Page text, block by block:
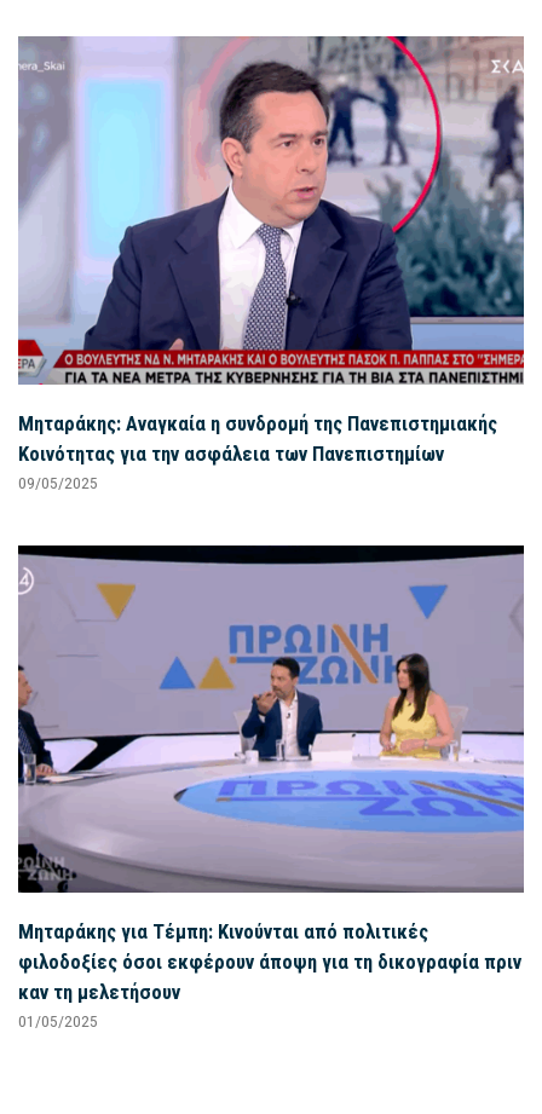
Μηταράκης: Αναγκαία η συνδρομή της Πανεπιστημιακής
Κοινότητας για την ασφάλεια των Πανεπιστημίων
09/05/2025
Μηταράκης για Τέμπη: Κινούνται από πολιτικές
φιλοδοξίες όσοι εκφέρουν άποψη για τη δικογραφία πριν
καν τη μελετήσουν
01/05/2025